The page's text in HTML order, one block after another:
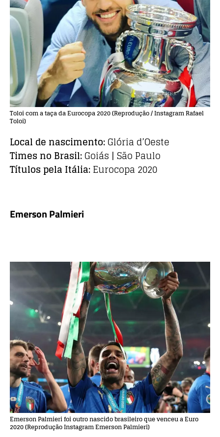
Toloi com a taça da Eurocopa 2020 (Reprodução / Instagram Rafael
Toloi)
Local de nascimento:Glória d’Oeste
Times no Brasil:Goiás | São Paulo
Títulos pela Itália:Eurocopa 2020
Emerson Palmieri
Emerson Palmieri foi outro nascido brasileiro que venceu a Euro
2020 (Reprodução Instagram Emerson Palmieri)